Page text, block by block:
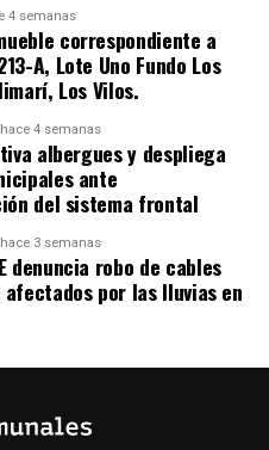
4 semanas
correspondiente a
A, Lote Uno Fundo Los
Los Vilos.
hace 4 semanas
albergues y despliega
ante
del sistema frontal
hace 3 semanas
denuncia robo de cables
por las lluvias en